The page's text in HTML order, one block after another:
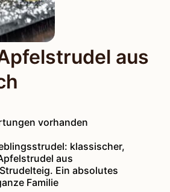
aus
vorhanden
klassischer,
aus
Ein absolutes
Familie